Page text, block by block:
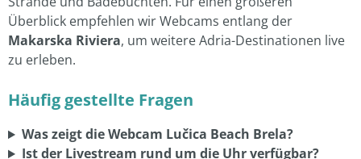
Häufig gestellte Fragen
Ist der Livestream rund um die Uhr verfügbar?
Was kann ich vor einem Besuch prüfen?
Wer hostet diese Webcam?
Gibt es weitere Webcams in Brela?